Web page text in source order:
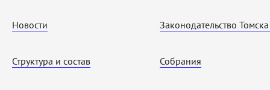
Новости
Структура и состав
Законодательство
Собрания